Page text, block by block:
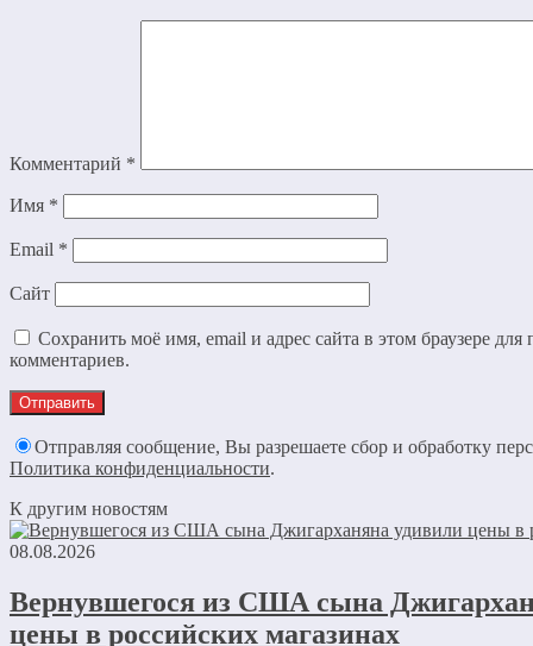
Комментарий *
Имя *
Email *
Сайт
Сохранить моё имя, email и адрес сайта в этом браузере
комментариев.
Отправляя сообщение, Вы разрешаете сбор и обработку
Политика конфиденциальности.
К другим новостям
08.08.2026
Вернувшегося из США сына
цены в российских магазинах